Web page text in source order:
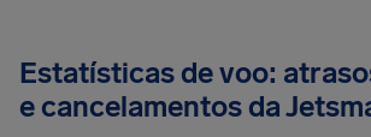
Estatísticas de voo:
e cancelamentos da